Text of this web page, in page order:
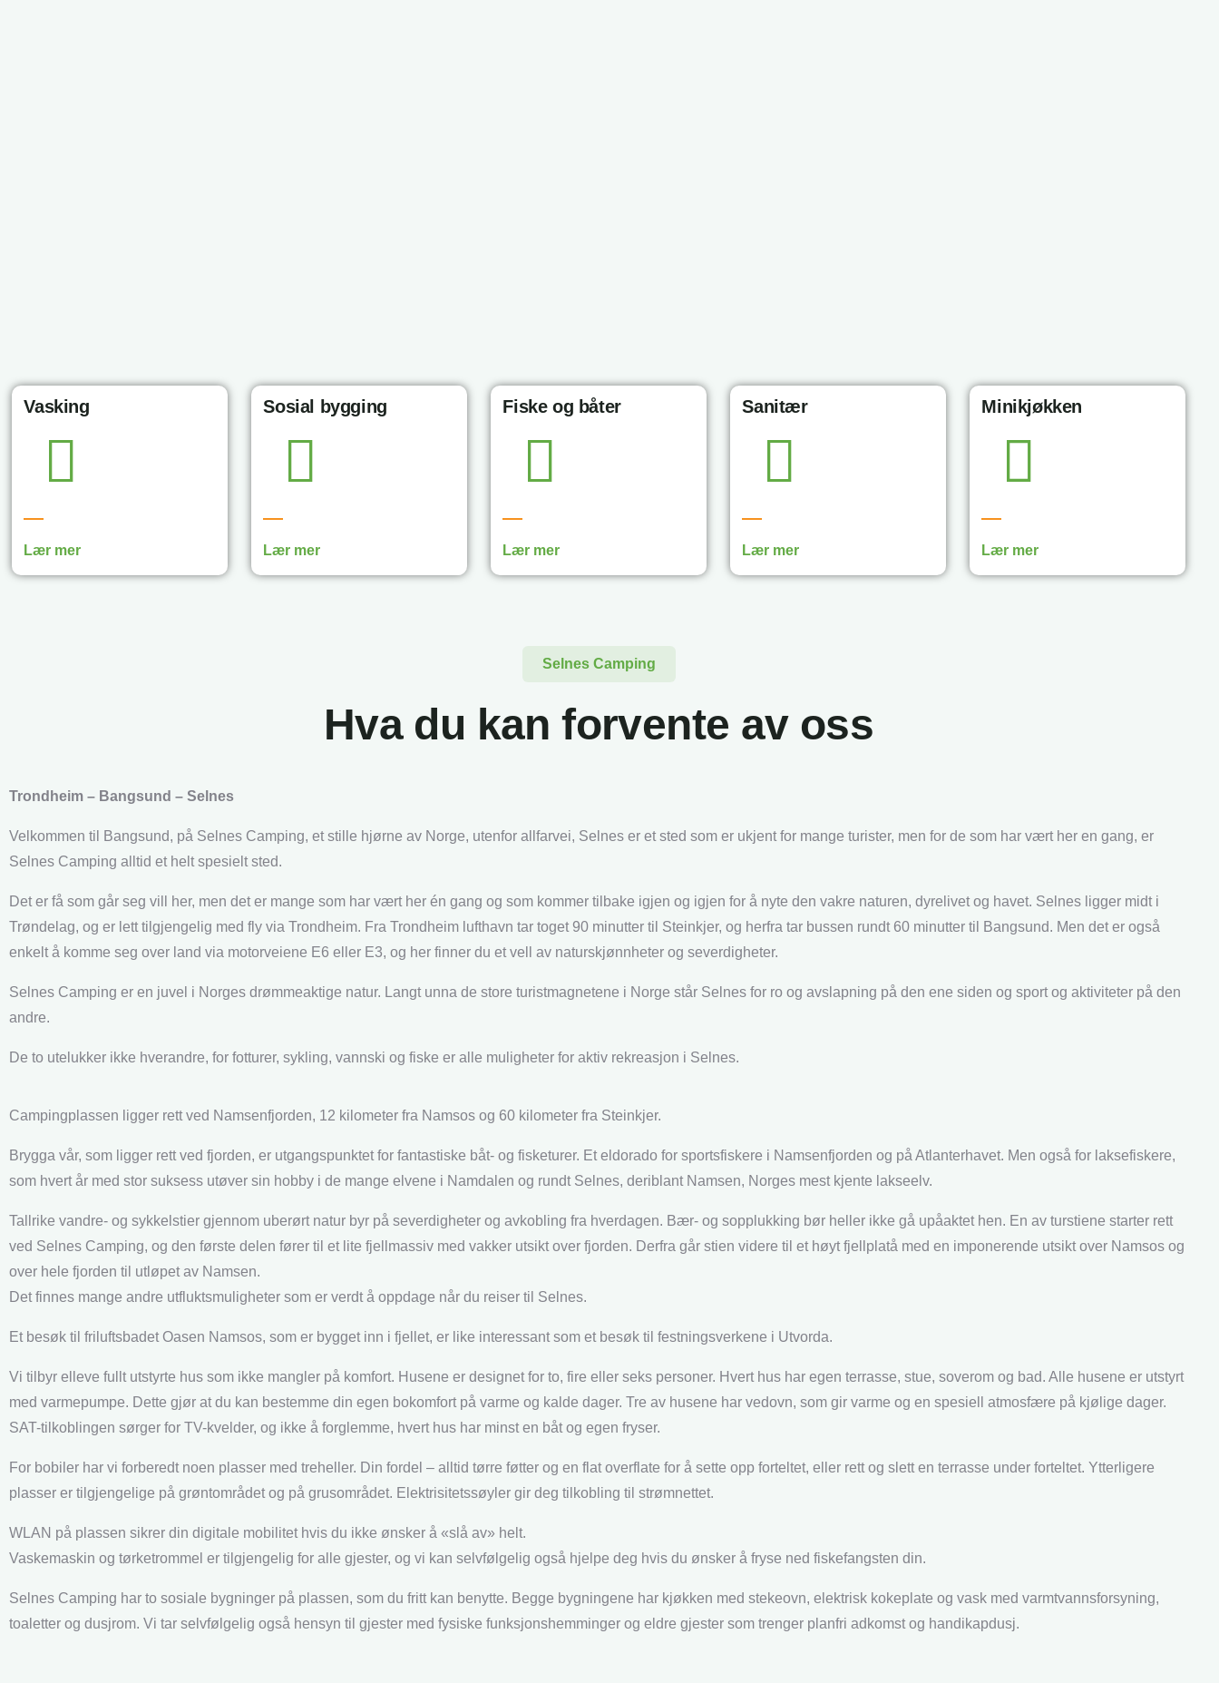
Vasking
Lær mer
Sosial bygging
Lær mer
Fiske og båter
Lær mer
Sanitær
Lær mer
Minikjøkken
Lær mer
Selnes Camping
Hva du kan forvente av oss
Trondheim – Bangsund – Selnes
Velkommen til Bangsund, på Selnes Camping, et stille hjørne av Norge, utenfor allfarvei, Selnes er et sted som er ukjent for mange turister, men for de som har vært her en gang, er
Selnes Camping alltid et helt spesielt sted.
Det er få som går seg vill her, men det er mange som har vært her én gang og som kommer tilbake igjen og igjen for å nyte den vakre naturen, dyrelivet og havet. Selnes ligger midt i
Trøndelag, og er lett tilgjengelig med fly via Trondheim. Fra Trondheim lufthavn tar toget 90 minutter til Steinkjer, og herfra tar bussen rundt 60 minutter til Bangsund. Men det er også
enkelt å komme seg over land via motorveiene E6 eller E3, og her finner du et vell av naturskjønnheter og severdigheter.
Selnes Camping er en juvel i Norges drømmeaktige natur. Langt unna de store turistmagnetene i Norge står Selnes for ro og avslapning på den ene siden og sport og aktiviteter på den
andre.
De to utelukker ikke hverandre, for fotturer, sykling, vannski og fiske er alle muligheter for aktiv rekreasjon i Selnes.
Campingplassen ligger rett ved Namsenfjorden, 12 kilometer fra Namsos og 60 kilometer fra Steinkjer.
Brygga vår, som ligger rett ved fjorden, er utgangspunktet for fantastiske båt- og fisketurer. Et eldorado for sportsfiskere i Namsenfjorden og på Atlanterhavet. Men også for laksefiskere,
som hvert år med stor suksess utøver sin hobby i de mange elvene i Namdalen og rundt Selnes, deriblant Namsen, Norges mest kjente lakseelv.
Tallrike vandre- og sykkelstier gjennom uberørt natur byr på severdigheter og avkobling fra hverdagen. Bær- og sopplukking bør heller ikke gå upåaktet hen. En av turstiene starter rett
ved Selnes Camping, og den første delen fører til et lite fjellmassiv med vakker utsikt over fjorden. Derfra går stien videre til et høyt fjellplatå med en imponerende utsikt over Namsos og
over hele fjorden til utløpet av Namsen.
Det finnes mange andre utfluktsmuligheter som er verdt å oppdage når du reiser til Selnes.
Et besøk til friluftsbadet Oasen Namsos, som er bygget inn i fjellet, er like interessant som et besøk til festningsverkene i Utvorda.
Vi tilbyr elleve fullt utstyrte hus som ikke mangler på komfort. Husene er designet for to, fire eller seks personer. Hvert hus har egen terrasse, stue, soverom og bad. Alle husene er utstyrt
med varmepumpe. Dette gjør at du kan bestemme din egen bokomfort på varme og kalde dager. Tre av husene har vedovn, som gir varme og en spesiell atmosfære på kjølige dager.
SAT-tilkoblingen sørger for TV-kvelder, og ikke å forglemme, hvert hus har minst en båt og egen fryser.
For bobiler har vi forberedt noen plasser med treheller. Din fordel – alltid tørre føtter og en flat overflate for å sette opp forteltet, eller rett og slett en terrasse under forteltet. Ytterligere
plasser er tilgjengelige på grøntområdet og på grusområdet. Elektrisitetssøyler gir deg tilkobling til strømnettet.
WLAN på plassen sikrer din digitale mobilitet hvis du ikke ønsker å «slå av» helt.
Vaskemaskin og tørketrommel er tilgjengelig for alle gjester, og vi kan selvfølgelig også hjelpe deg hvis du ønsker å fryse ned fiskefangsten din.
Selnes Camping har to sosiale bygninger på plassen, som du fritt kan benytte. Begge bygningene har kjøkken med stekeovn, elektrisk kokeplate og vask med varmtvannsforsyning,
toaletter og dusjrom. Vi tar selvfølgelig også hensyn til gjester med fysiske funksjonshemminger og eldre gjester som trenger planfri adkomst og handikapdusj.